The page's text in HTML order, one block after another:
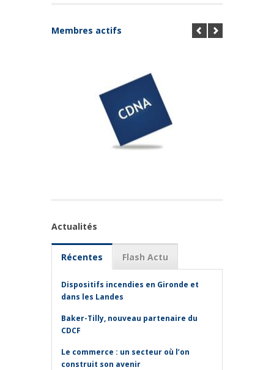
Membres actifs
Actualités
Récentes Flash Actu
Dispositifs incendies en Gironde et
dans les Landes
Baker-Tilly, nouveau partenaire du
CDCF
Le commerce : un secteur où l’on
construit son avenir